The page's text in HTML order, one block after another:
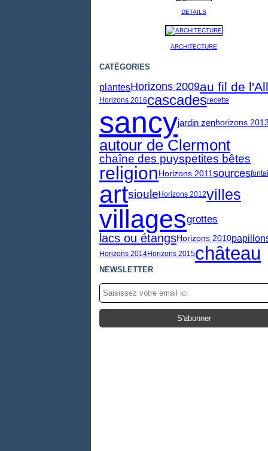
DETAILS
ARCHITECTURE
CATÉGORIES
plantesHorizons 2009au fil de
Horizons 2016cascadesrecette
sancyjardin zenhorizons 2013
autour de Clermont
chaîne des puyspetites bêtes
religionHorizons 2011sources
artsioule Horizons 2012villes
villagesgrottes
lacs ou étangsHorizons 2010
Horizons 2014Horizons 2015château
NEWSLETTER